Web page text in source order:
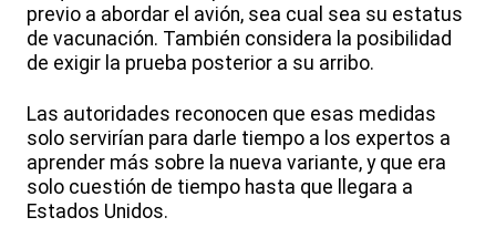
previo a abordar el avión, sea cual sea su estatus
de vacunación. También considera la posibilidad
de exigir la prueba posterior a su arribo.
Las autoridades reconocen que esas medidas
solo servirían para darle tiempo a los expertos a
aprender más sobre la nueva variante, y que era
solo cuestión de tiempo hasta que llegara a
Estados Unidos.